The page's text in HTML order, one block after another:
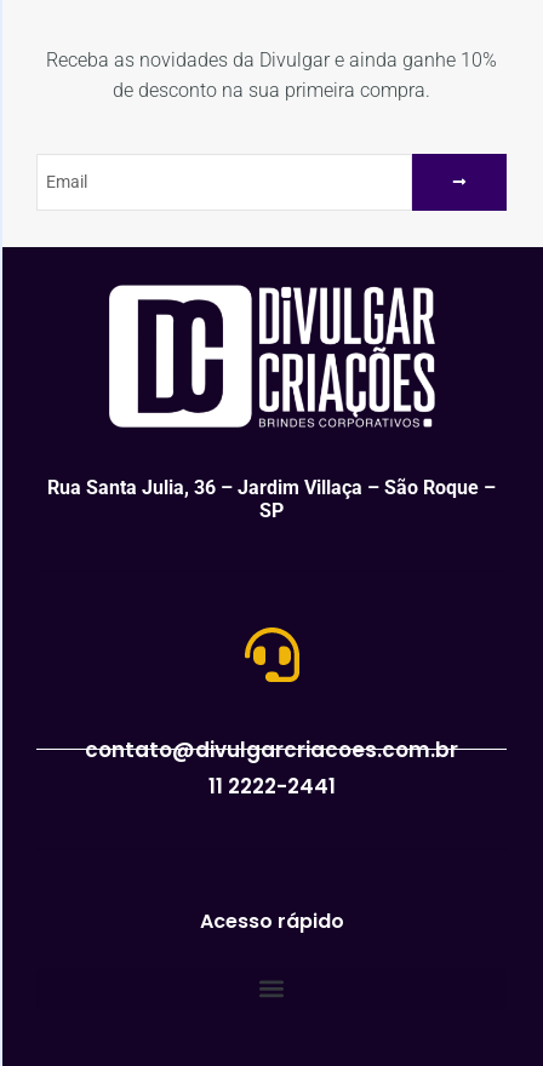
Receba as novidades da Divulgar e ainda ganhe 10%
de desconto na sua primeira compra.
Rua Santa Julia, 36 – Jardim Villaça – São Roque –
SP
contato@divulgarcriacoes.com.br
11 2222-2441
Acesso rápido